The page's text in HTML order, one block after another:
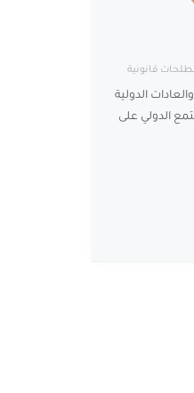
قانونية
الدولية
الدولي على